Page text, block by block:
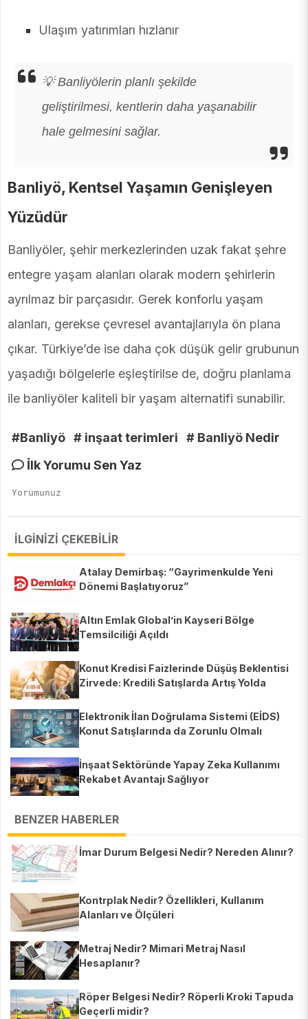
Ulaşım yatırımları hızlanır
💡 Banliyölerin planlı şekilde
geliştirilmesi, kentlerin daha yaşanabilir
hale gelmesini sağlar.
Banliyö, Kentsel Yaşamın Genişleyen
Yüzüdür
Banliyöler, şehir merkezlerinden uzak fakat şehre
entegre yaşam alanları olarak modern şehirlerin
ayrılmaz bir parçasıdır. Gerek konforlu yaşam
alanları, gerekse çevresel avantajlarıyla ön plana
çıkar. Türkiye’de ise daha çok düşük gelir grubunun
yaşadığı bölgelerle eşleştirilse de, doğru planlama
ile banliyöler kaliteli bir yaşam alternatifi sunabilir.
#Banliyö # inşaat terimleri
# Banliyö Nedir
İlk Yorumu Sen Yaz
İLGİNİZİ ÇEKEBİLİR
Atalay Demirbaş: “Gayrimenkulde Yeni
Dönemi Başlatıyoruz”
Altın Emlak Global’in Kayseri Bölge
Temsilciliği Açıldı
Konut Kredisi Faizlerinde Düşüş Beklentisi
Zirvede: Kredili Satışlarda Artış Yolda
Elektronik İlan Doğrulama Sistemi (EİDS)
Konut Satışlarında da Zorunlu Olmalı
İnşaat Sektöründe Yapay Zeka Kullanımı
Rekabet Avantajı Sağlıyor
BENZER HABERLER
İmar Durum Belgesi Nedir? Nereden Alınır?
Kontrplak Nedir? Özellikleri, Kullanım
Alanları ve Ölçüleri
Metraj Nedir? Mimari Metraj Nasıl
Hesaplanır?
Röper Belgesi Nedir? Röperli Kroki Tapuda
Geçerli midir?